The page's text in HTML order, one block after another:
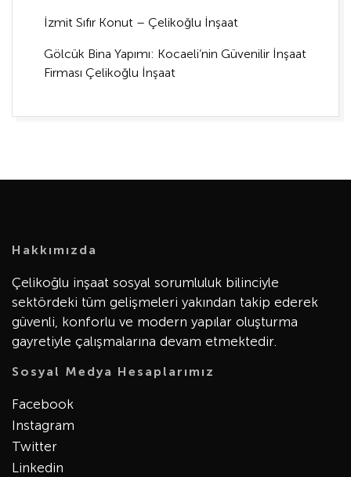
İzmit Sıfır Konut – Çelikoğlu İnşaat
Gölcük Bina Yapımı: Kocaeli’nin Güvenilir İnşaat
Firması Çelikoğlu İnşaat
Hakkımızda
Çelikoğlu inşaat sosyal sorumluluk bilinciyle
sektördeki tüm gelişmeleri yakından takip ederek
güvenli, konforlu ve modern yapılar oluşturma
gayretiyle çalışmalarına devam etmektedir.
Sosyal Medya Hesaplarımız
Facebook
Instagram
Twitter
Linkedin